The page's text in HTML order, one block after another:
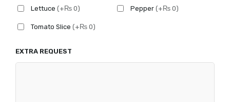
Lettuce (+₨ 0) Pepper (+₨ 0)
Tomato Slice (+₨ 0)
EXTRA REQUEST